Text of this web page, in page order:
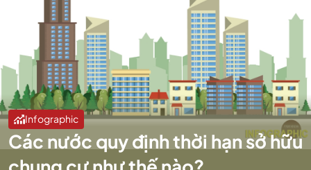
Infographic
Các nước quy định thời hạn sở hữu